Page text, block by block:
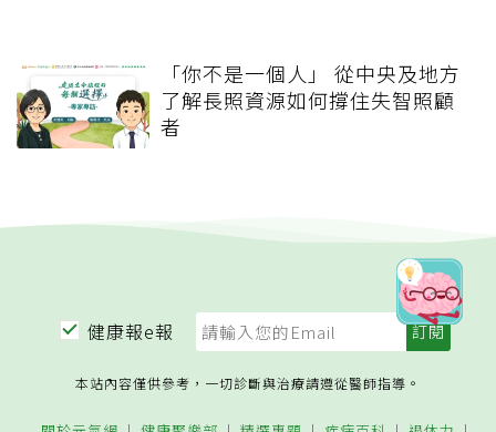
「你不是一個人」 從中央及地方
了解長照資源如何撐住失智照顧
者
健康報e報
本站內容僅供參考，一切診斷與治療請遵從醫師指導。